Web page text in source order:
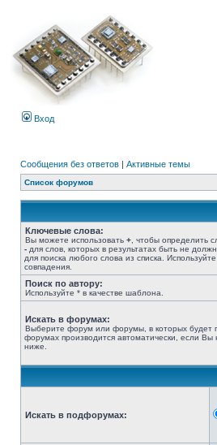
Вход
Сообщения без ответов | Активные темы
Список форумов
Ключевые слова:
Вы можете использовать + , чтобы определить
- для слов, которых в результатах быть не
для поиска любого слова из списка. Используйте
совпадения.
Поиск по автору:
Используйте * в качестве шаблона.
Искать в форумах:
Выберите форум или форумы, в которых будет
форумах производится автоматически, если
ниже.
Искать в подфорумах: